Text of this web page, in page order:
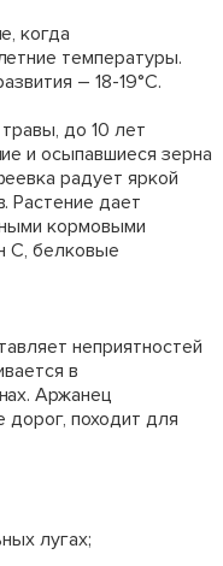
когда
температуры.
– 18-19°С.
до 10 лет
и осыпавшиеся зерна
радует яркой
Растение дает
кормовыми
С, белковые
неприятностей
в
Аржанец
дорог, походит для
лугах;